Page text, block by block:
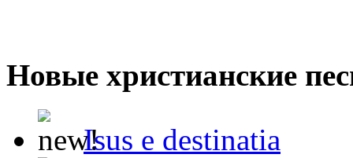
Новые христианские
Isus e destinatia